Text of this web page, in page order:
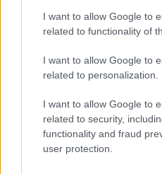
I want to allow Google to
related to functionality of
I want to allow Google to
related to personalization.
I want to allow Google to
related to security,
functionality and fraud
user protection.
Siemens - Lendületben a
Beépített AI-ügynökök a
Digitalizálják a Pergamon-